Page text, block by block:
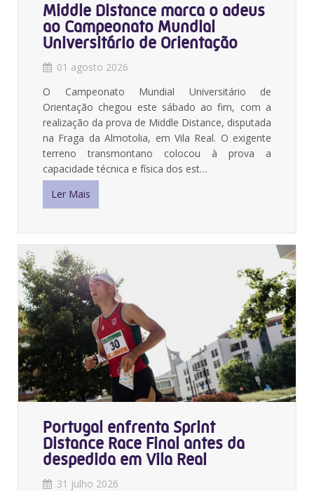
Middle Distance marca o adeus
ao Campeonato Mundial
Universitário de Orientação
01 agosto 2026
O Campeonato Mundial Universitário de
Orientação chegou este sábado ao fim, com a
realização da prova de Middle Distance, disputada
na Fraga da Almotolia, em Vila Real. O exigente
terreno transmontano colocou à prova a
capacidade técnica e física dos est…
Ler Mais
Portugal enfrenta Sprint
Distance Race Final antes da
despedida em Vila Real
31 julho 2026